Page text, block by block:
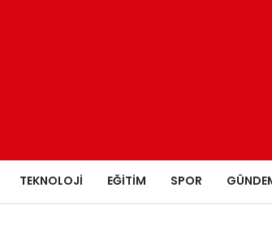
TEKNOLOJI EĞITIM SPOR